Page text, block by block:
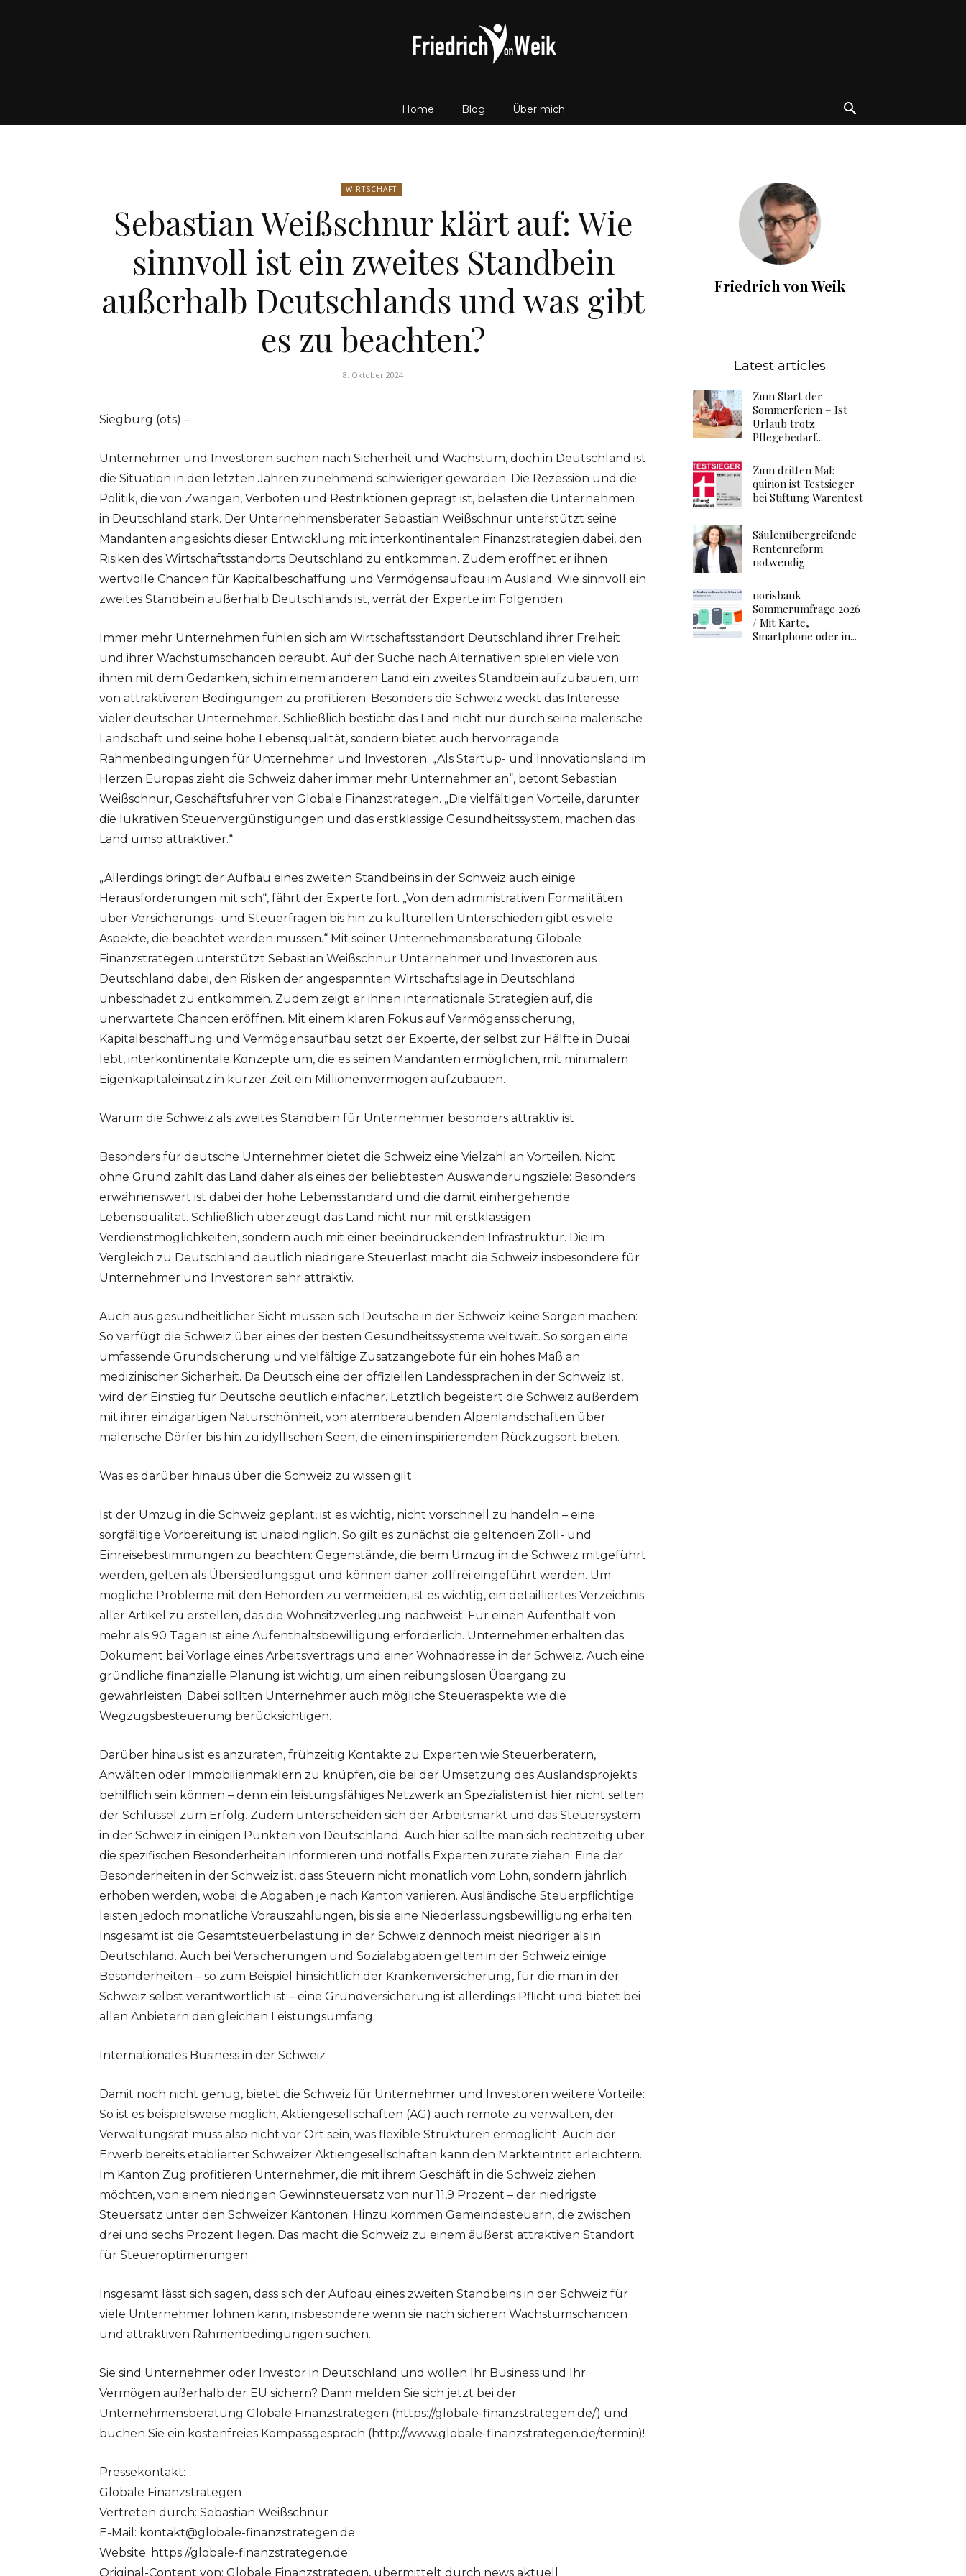
Friedrich
von
Weik
Home Blog Über mich
WIRTSCHAFT
Sebastian Weißschnur klärt auf: Wie
sinnvoll ist ein zweites Standbein
außerhalb Deutschlands und was gibt
es zu beachten?
8. Oktober 2024
Siegburg (ots) –
Unternehmer und Investoren suchen nach Sicherheit und Wachstum, doch in Deutschland ist
die Situation in den letzten Jahren zunehmend schwieriger geworden. Die Rezession und die
Politik, die von Zwängen, Verboten und Restriktionen geprägt ist, belasten die Unternehmen
in Deutschland stark. Der Unternehmensberater Sebastian Weißschnur unterstützt seine
Mandanten angesichts dieser Entwicklung mit interkontinentalen Finanzstrategien dabei, den
Risiken des Wirtschaftsstandorts Deutschland zu entkommen. Zudem eröffnet er ihnen
wertvolle Chancen für Kapitalbeschaffung und Vermögensaufbau im Ausland. Wie sinnvoll ein
zweites Standbein außerhalb Deutschlands ist, verrät der Experte im Folgenden.
Immer mehr Unternehmen fühlen sich am Wirtschaftsstandort Deutschland ihrer Freiheit
und ihrer Wachstumschancen beraubt. Auf der Suche nach Alternativen spielen viele von
ihnen mit dem Gedanken, sich in einem anderen Land ein zweites Standbein aufzubauen, um
von attraktiveren Bedingungen zu profitieren. Besonders die Schweiz weckt das Interesse
vieler deutscher Unternehmer. Schließlich besticht das Land nicht nur durch seine malerische
Landschaft und seine hohe Lebensqualität, sondern bietet auch hervorragende
Rahmenbedingungen für Unternehmer und Investoren. „Als Startup- und Innovationsland im
Herzen Europas zieht die Schweiz daher immer mehr Unternehmer an“, betont Sebastian
Weißschnur, Geschäftsführer von Globale Finanzstrategen. „Die vielfältigen Vorteile, darunter
die lukrativen Steuervergünstigungen und das erstklassige Gesundheitssystem, machen das
Land umso attraktiver.“
„Allerdings bringt der Aufbau eines zweiten Standbeins in der Schweiz auch einige
Herausforderungen mit sich“, fährt der Experte fort. „Von den administrativen Formalitäten
über Versicherungs- und Steuerfragen bis hin zu kulturellen Unterschieden gibt es viele
Aspekte, die beachtet werden müssen.“ Mit seiner Unternehmensberatung Globale
Finanzstrategen unterstützt Sebastian Weißschnur Unternehmer und Investoren aus
Deutschland dabei, den Risiken der angespannten Wirtschaftslage in Deutschland
unbeschadet zu entkommen. Zudem zeigt er ihnen internationale Strategien auf, die
unerwartete Chancen eröffnen. Mit einem klaren Fokus auf Vermögenssicherung,
Kapitalbeschaffung und Vermögensaufbau setzt der Experte, der selbst zur Hälfte in Dubai
lebt, interkontinentale Konzepte um, die es seinen Mandanten ermöglichen, mit minimalem
Eigenkapitaleinsatz in kurzer Zeit ein Millionenvermögen aufzubauen.
Warum die Schweiz als zweites Standbein für Unternehmer besonders attraktiv ist
Besonders für deutsche Unternehmer bietet die Schweiz eine Vielzahl an Vorteilen. Nicht
ohne Grund zählt das Land daher als eines der beliebtesten Auswanderungsziele: Besonders
erwähnenswert ist dabei der hohe Lebensstandard und die damit einhergehende
Lebensqualität. Schließlich überzeugt das Land nicht nur mit erstklassigen
Verdienstmöglichkeiten, sondern auch mit einer beeindruckenden Infrastruktur. Die im
Vergleich zu Deutschland deutlich niedrigere Steuerlast macht die Schweiz insbesondere für
Unternehmer und Investoren sehr attraktiv.
Auch aus gesundheitlicher Sicht müssen sich Deutsche in der Schweiz keine Sorgen machen:
So verfügt die Schweiz über eines der besten Gesundheitssysteme weltweit. So sorgen eine
umfassende Grundsicherung und vielfältige Zusatzangebote für ein hohes Maß an
medizinischer Sicherheit. Da Deutsch eine der offiziellen Landessprachen in der Schweiz ist,
wird der Einstieg für Deutsche deutlich einfacher. Letztlich begeistert die Schweiz außerdem
mit ihrer einzigartigen Naturschönheit, von atemberaubenden Alpenlandschaften über
malerische Dörfer bis hin zu idyllischen Seen, die einen inspirierenden Rückzugsort bieten.
Was es darüber hinaus über die Schweiz zu wissen gilt
Ist der Umzug in die Schweiz geplant, ist es wichtig, nicht vorschnell zu handeln – eine
sorgfältige Vorbereitung ist unabdinglich. So gilt es zunächst die geltenden Zoll- und
Einreisebestimmungen zu beachten: Gegenstände, die beim Umzug in die Schweiz mitgeführt
werden, gelten als Übersiedlungsgut und können daher zollfrei eingeführt werden. Um
mögliche Probleme mit den Behörden zu vermeiden, ist es wichtig, ein detailliertes Verzeichnis
aller Artikel zu erstellen, das die Wohnsitzverlegung nachweist. Für einen Aufenthalt von
mehr als 90 Tagen ist eine Aufenthaltsbewilligung erforderlich. Unternehmer erhalten das
Dokument bei Vorlage eines Arbeitsvertrags und einer Wohnadresse in der Schweiz. Auch eine
gründliche finanzielle Planung ist wichtig, um einen reibungslosen Übergang zu
gewährleisten. Dabei sollten Unternehmer auch mögliche Steueraspekte wie die
Wegzugsbesteuerung berücksichtigen.
Darüber hinaus ist es anzuraten, frühzeitig Kontakte zu Experten wie Steuerberatern,
Anwälten oder Immobilienmaklern zu knüpfen, die bei der Umsetzung des Auslandsprojekts
behilflich sein können – denn ein leistungsfähiges Netzwerk an Spezialisten ist hier nicht selten
der Schlüssel zum Erfolg. Zudem unterscheiden sich der Arbeitsmarkt und das Steuersystem
in der Schweiz in einigen Punkten von Deutschland. Auch hier sollte man sich rechtzeitig über
die spezifischen Besonderheiten informieren und notfalls Experten zurate ziehen. Eine der
Besonderheiten in der Schweiz ist, dass Steuern nicht monatlich vom Lohn, sondern jährlich
erhoben werden, wobei die Abgaben je nach Kanton variieren. Ausländische Steuerpflichtige
leisten jedoch monatliche Vorauszahlungen, bis sie eine Niederlassungsbewilligung erhalten.
Insgesamt ist die Gesamtsteuerbelastung in der Schweiz dennoch meist niedriger als in
Deutschland. Auch bei Versicherungen und Sozialabgaben gelten in der Schweiz einige
Besonderheiten – so zum Beispiel hinsichtlich der Krankenversicherung, für die man in der
Schweiz selbst verantwortlich ist – eine Grundversicherung ist allerdings Pflicht und bietet bei
allen Anbietern den gleichen Leistungsumfang.
Internationales Business in der Schweiz
Damit noch nicht genug, bietet die Schweiz für Unternehmer und Investoren weitere Vorteile:
So ist es beispielsweise möglich, Aktiengesellschaften (AG) auch remote zu verwalten, der
Verwaltungsrat muss also nicht vor Ort sein, was flexible Strukturen ermöglicht. Auch der
Erwerb bereits etablierter Schweizer Aktiengesellschaften kann den Markteintritt erleichtern.
Im Kanton Zug profitieren Unternehmer, die mit ihrem Geschäft in die Schweiz ziehen
möchten, von einem niedrigen Gewinnsteuersatz von nur 11,9 Prozent – der niedrigste
Steuersatz unter den Schweizer Kantonen. Hinzu kommen Gemeindesteuern, die zwischen
drei und sechs Prozent liegen. Das macht die Schweiz zu einem äußerst attraktiven Standort
für Steueroptimierungen.
Insgesamt lässt sich sagen, dass sich der Aufbau eines zweiten Standbeins in der Schweiz für
viele Unternehmer lohnen kann, insbesondere wenn sie nach sicheren Wachstumschancen
und attraktiven Rahmenbedingungen suchen.
Sie sind Unternehmer oder Investor in Deutschland und wollen Ihr Business und Ihr
Vermögen außerhalb der EU sichern? Dann melden Sie sich jetzt bei der
Unternehmensberatung Globale Finanzstrategen (https://globale-finanzstrategen.de/) und
buchen Sie ein kostenfreies Kompassgespräch (http://www.globale-finanzstrategen.de/termin)!
Pressekontakt:
Globale Finanzstrategen
Vertreten durch: Sebastian Weißschnur
E-Mail: kontakt@globale-finanzstrategen.de
Website: https://globale-finanzstrategen.de
Original-Content von: Globale Finanzstrategen, übermittelt durch news aktuell
Friedrich von Weik
Latest articles
Zum Start der
Sommerferien – Ist
Urlaub trotz
Pflegebedarf...
Zum dritten Mal:
quirion ist Testsieger
bei Stiftung Warentest
Säulenübergreifende
Rentenreform
notwendig
norisbank
Sommerumfrage 2026
/ Mit Karte,
Smartphone oder in...